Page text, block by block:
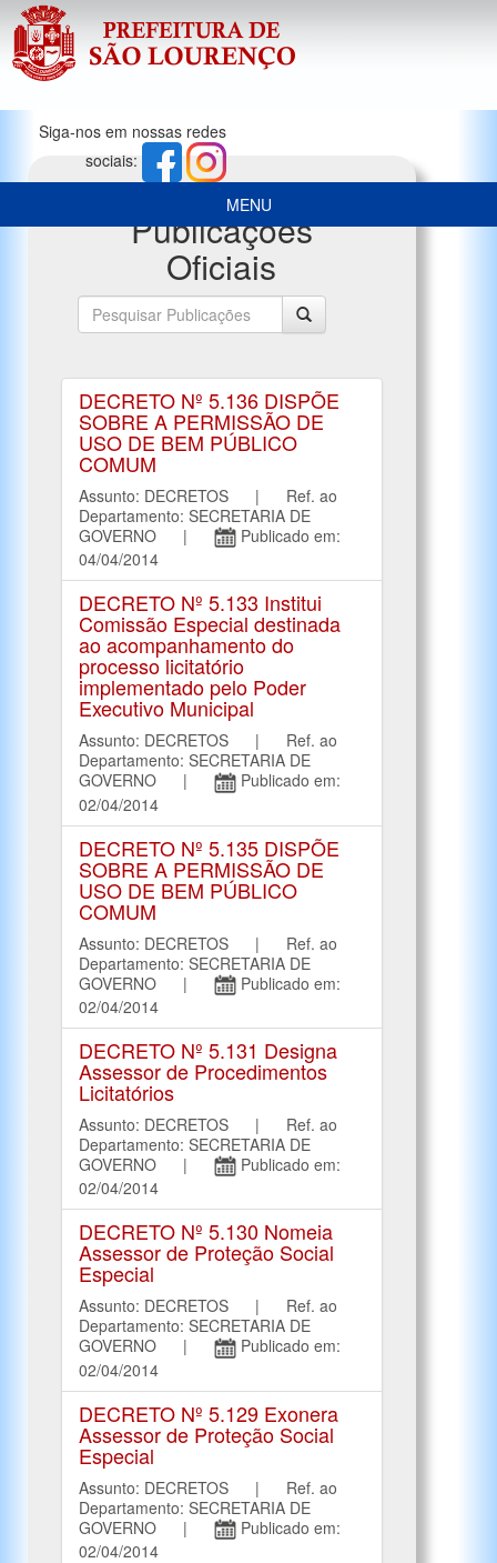
Siga-nos em nossas redes
sociais:
MENU
Publicações
Oficiais
DECRETO Nº 5.136 DISPÕE
SOBRE A PERMISSÃO DE
USO DE BEM PÚBLICO
COMUM
Assunto: DECRETOS | Ref. ao
Departamento: SECRETARIA DE
GOVERNO |
Publicado em:
04/04/2014
DECRETO Nº 5.133 Institui
Comissão Especial destinada
ao acompanhamento do
processo licitatório
implementado pelo Poder
Executivo Municipal
Assunto: DECRETOS | Ref. ao
Departamento: SECRETARIA DE
GOVERNO |
Publicado em:
02/04/2014
DECRETO Nº 5.135 DISPÕE
SOBRE A PERMISSÃO DE
USO DE BEM PÚBLICO
COMUM
Assunto: DECRETOS | Ref. ao
Departamento: SECRETARIA DE
GOVERNO |
Publicado em:
02/04/2014
DECRETO Nº 5.131 Designa
Assessor de Procedimentos
Licitatórios
Assunto: DECRETOS | Ref. ao
Departamento: SECRETARIA DE
GOVERNO |
Publicado em:
02/04/2014
DECRETO Nº 5.130 Nomeia
Assessor de Proteção Social
Especial
Assunto: DECRETOS | Ref. ao
Departamento: SECRETARIA DE
GOVERNO |
Publicado em:
02/04/2014
DECRETO Nº 5.129 Exonera
Assessor de Proteção Social
Especial
Assunto: DECRETOS | Ref. ao
Departamento: SECRETARIA DE
GOVERNO |
Publicado em:
02/04/2014